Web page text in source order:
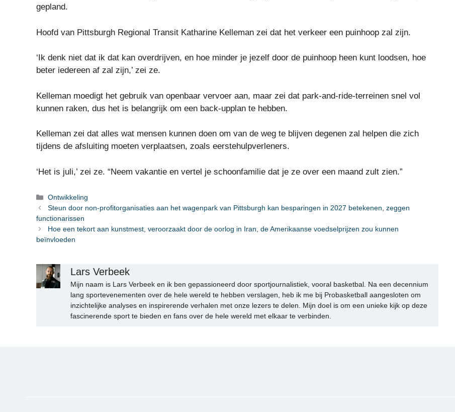
gepland.
Hoofd van Pittsburgh Regional Transit Katharine Kelleman zei dat het verkeer een puinhoop zal zijn.
‘Ik denk niet dat ik dat kan overdrijven, en hoe minder je jezelf door de puinhoop heen kunt loodsen, hoe
beter iedereen af ​​zal zijn,’ zei ze.
Kelleman moedigt het gebruik van openbaar vervoer aan, maar zei dat park-and-ride-terreinen snel vol
kunnen raken, dus het is belangrijk om een ​​back-upplan te hebben.
Kelleman zei dat alles wat mensen kunnen doen om van de weg te blijven degenen zal helpen die zich
tijdens de afsluiting moeten verplaatsen, zoals eerstehulpverleners.
‘Het is juli,’ zei ze. “Neem vakantie en vertel je schoonfamilie dat je ze over een maand zult zien.”
Categorieën
Ontwikkeling
Steun door non-profitorganisaties aan het wagenpark van Pittsburgh kan besparingen in 2027 betekenen, zeggen
functionarissen
Hoe een tekort aan kunstmest, veroorzaakt door de oorlog in Iran, de Amerikaanse voedselprijzen zou kunnen
beïnvloeden
Lars Verbeek
Mijn naam is Lars Verbeek en ik ben gepassioneerd door sportjournalistiek, vooral basketbal. Na een decennium
lang sportevenementen over de hele wereld te hebben verslagen, heb ik me bij Probasketball aangesloten om
inzichtelijke analyses en inspirerende verhalen met onze lezers te delen. Mijn doel is om een unieke kijk op deze
fascinerende sport te bieden en fans over de hele wereld met elkaar te verbinden.